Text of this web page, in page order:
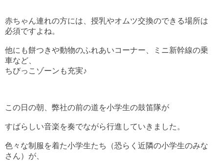
赤ちゃん連れの方には、授乳やオムツ交換のできる場所は
必須ですよね。
他にも餅つきや動物のふれあいコーナー、ミニ新幹線の乗
車など、
ちびっこゾーンも充実♪
この日の朝、弊社の前の道を小学生の鼓笛隊が
すばらしい音楽を奏でながら行進していきました。
色々な制服を着た小学生たち（恐らく近隣の小学生のみな
さん）が、